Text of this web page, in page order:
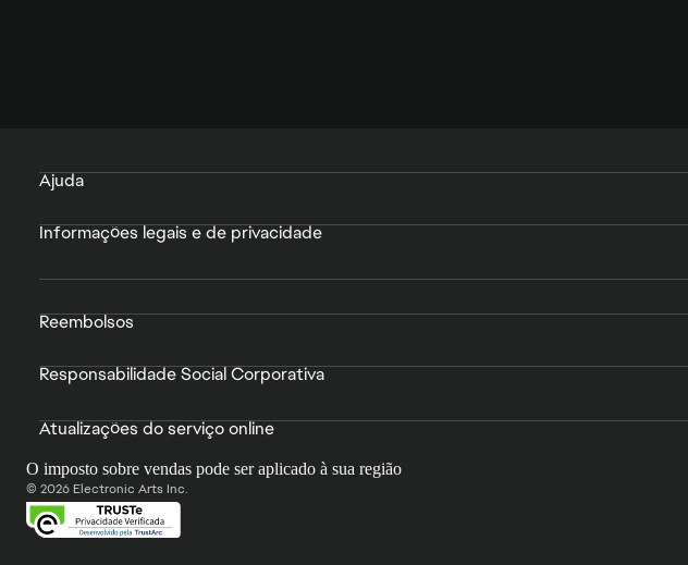
Ajuda
Informações legais e de privacidade
Reembolsos
Responsabilidade Social Corporativa
Atualizações do serviço online
O imposto sobre vendas pode ser aplicado à sua região
© 2026 Electronic Arts Inc.